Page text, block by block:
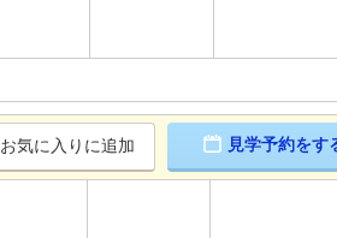
お気に入りに追加 見学予約をす